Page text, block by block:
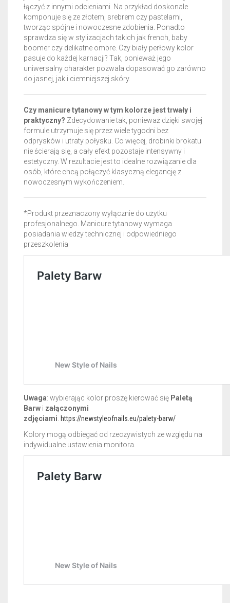
łączyć z innymi odcieniami. Na przykład doskonale
komponuje się ze złotem, srebrem czy pastelami,
tworząc spójne i nowoczesne zdobienia. Ponadto
sprawdza się w stylizacjach takich jak french, baby
boomer czy delikatne ombre. Czy biały perłowy kolor
pasuje do każdej karnacji? Tak, ponieważ jego
uniwersalny charakter pozwala dopasować go zarówno
do jasnej, jak i ciemniejszej skóry.
Czy manicure tytanowy w tym kolorze jest trwały i
praktyczny? Zdecydowanie tak, ponieważ dzięki swojej
formule utrzymuje się przez wiele tygodni bez
odprysków i utraty połysku. Co więcej, drobinki brokatu
nie ścierają się, a cały efekt pozostaje intensywny i
estetyczny. W rezultacie jest to idealne rozwiązanie dla
osób, które chcą połączyć klasyczną elegancję z
nowoczesnym wykończeniem.
*Produkt przeznaczony wyłącznie do użytku
profesjonalnego. Manicure tytanowy wymaga
posiadania wiedzy technicznej i odpowiedniego
przeszkolenia
Uwaga: wybierając kolor proszę kierować się Paletą
Barw i załączonymi
zdjęciami https://newstyleofnails.eu/palety-barw/
Kolory mogą odbiegać od rzeczywistych ze względu na
indywidualne ustawienia monitora.